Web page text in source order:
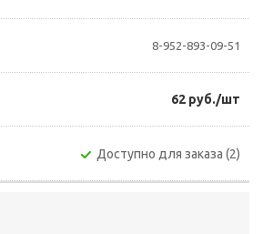
8-952-893-09-51
62 руб./шт
Доступно для заказа (2)